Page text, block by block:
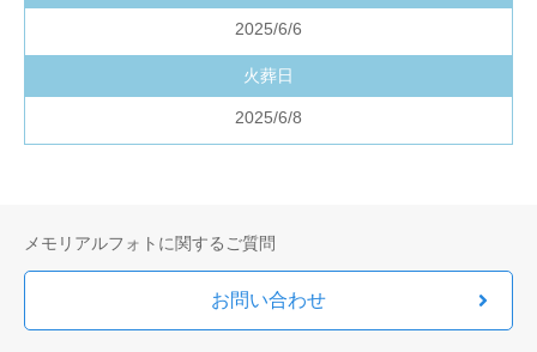
2025/6/6
火葬日
2025/6/8
メモリアルフォトに関するご質問
お問い合わせ